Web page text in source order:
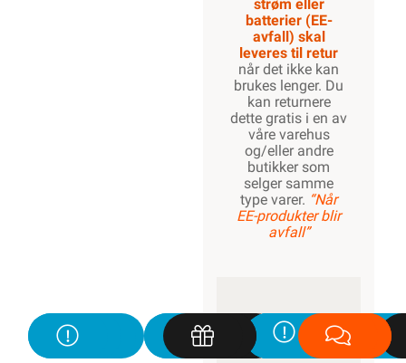
strøm eller
batterier (EE-
avfall) skal
leveres til retur
når det ikke kan
brukes lenger. Du
kan returnere
dette gratis i en av
våre varehus
og/eller andre
butikker som
selger samme
type varer. “Når
EE-produkter blir
avfall”
KUNDESERVICE